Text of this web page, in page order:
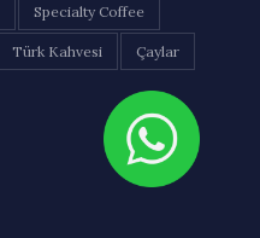
Specialty Coffee
Türk Kahvesi Çaylar